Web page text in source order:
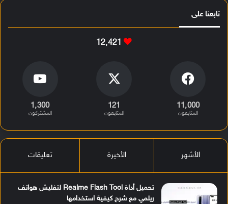
تابعنا على
12٬421
11٬000
المتابعون
121
المتابعون
1٬300
المشتركون
الأشهر الأخيرة تعليقات
تحميل أداة Realme Flash Tool لتفليش هواتف
ريلمي مع شرح كيفية استخدامها